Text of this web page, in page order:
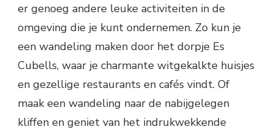
er genoeg andere leuke activiteiten in de
omgeving die je kunt ondernemen. Zo kun je
een wandeling maken door het dorpje Es
Cubells, waar je charmante witgekalkte huisjes
en gezellige restaurants en cafés vindt. Of
maak een wandeling naar de nabijgelegen
kliffen en geniet van het indrukwekkende